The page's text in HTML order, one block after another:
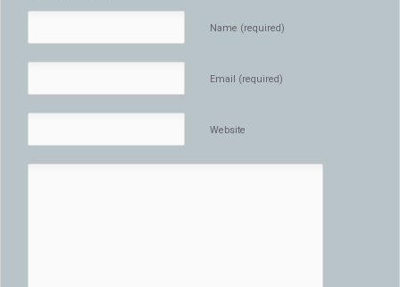
Name (required)
Email (required)
Website